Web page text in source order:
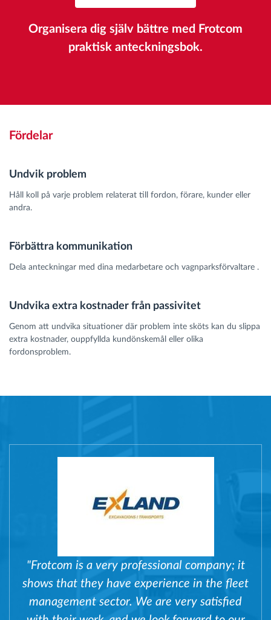
Organisera dig själv bättre med Frotcom
praktisk anteckningsbok.
Fördelar
Undvik problem
Håll koll på varje problem relaterat till fordon, förare, kunder eller
andra.
Förbättra kommunikation
Dela anteckningar med dina medarbetare och vagnparksförvaltare .
Undvika extra kostnader från passivitet
Genom att undvika situationer där problem inte sköts kan du slippa
extra kostnader, ouppfyllda kundönskemål eller olika
fordonsproblem.
"Frotcom is a very professional company; it
shows that they have experience in the fleet
management sector. We are very satisfied